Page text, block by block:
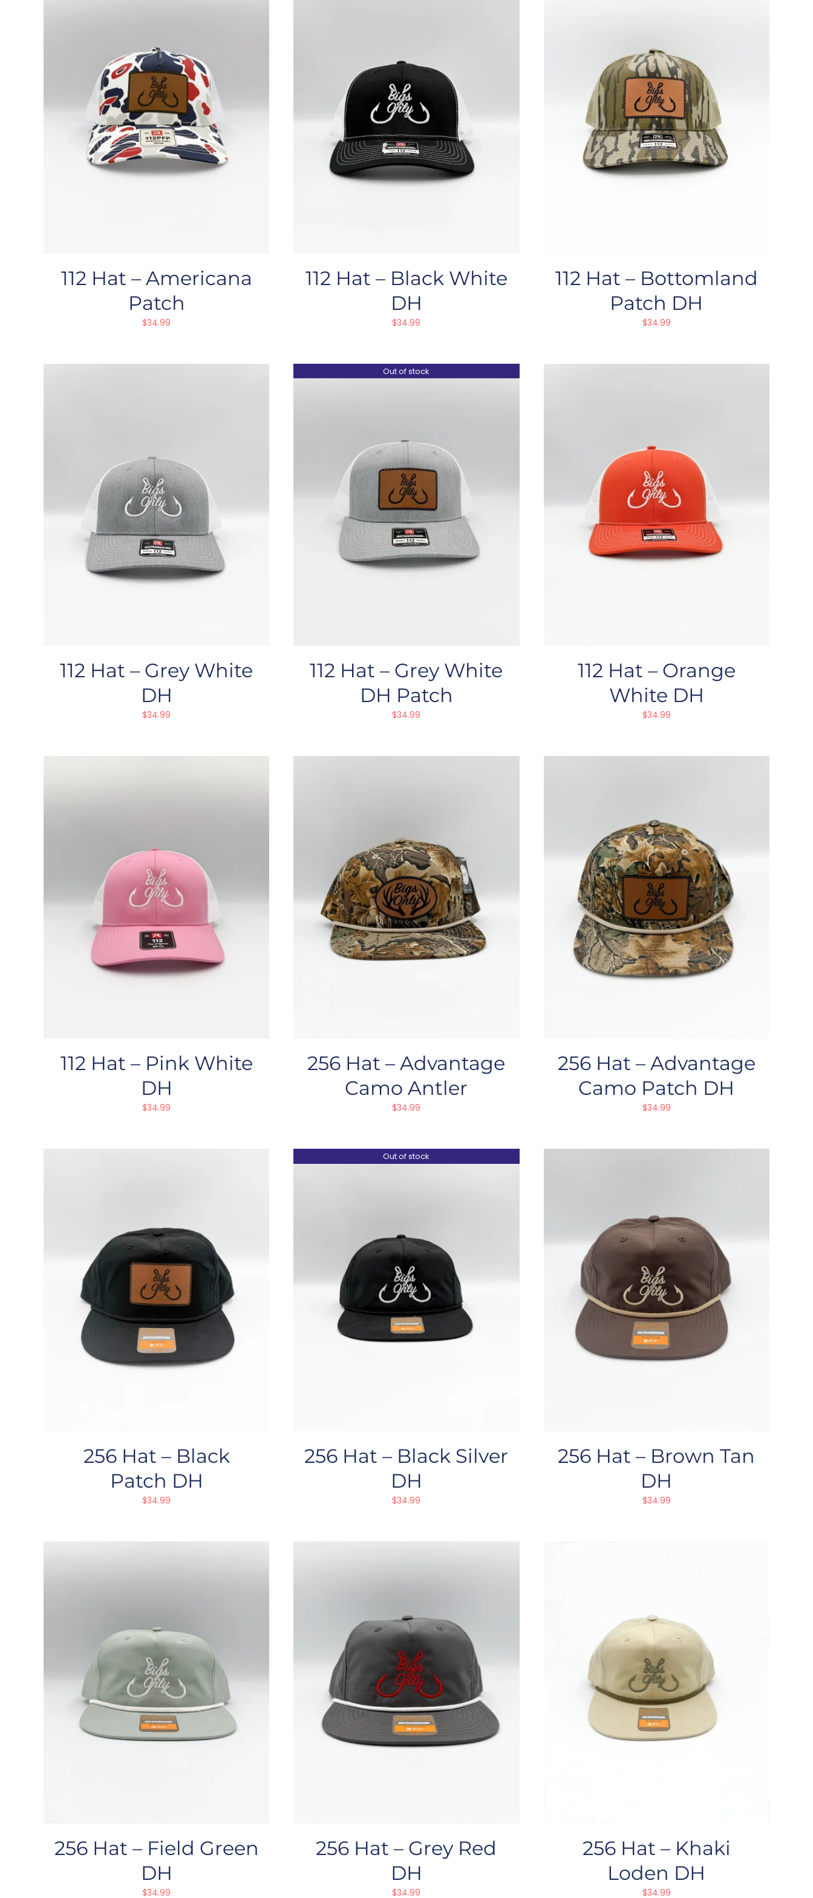
112 Hat – Americana
Patch
$34.99
112 Hat – Black White
DH
$34.99
112 Hat – Bottomland
Patch DH
$34.99
112 Hat – Grey White
DH
$34.99
Out of stock
112 Hat – Grey White
DH Patch
$34.99
112 Hat – Orange
White DH
$34.99
112 Hat – Pink White
DH
$34.99
256 Hat – Advantage
Camo Antler
$34.99
256 Hat – Advantage
Camo Patch DH
$34.99
256 Hat – Black
Patch DH
$34.99
Out of stock
256 Hat – Black Silver
DH
$34.99
256 Hat – Brown Tan
DH
$34.99
256 Hat – Field Green
DH
$34.99
256 Hat – Grey Red
DH
$34.99
256 Hat – Khaki
Loden DH
$34.99